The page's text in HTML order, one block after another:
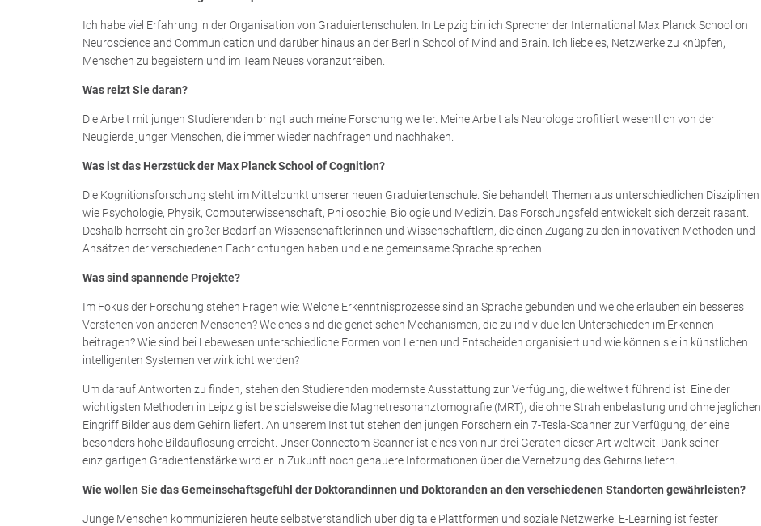
Ich habe viel Erfahrung in der Organisation von Graduiertenschulen. In Leipzig bin ich Sprecher der International Max Planck School on
Neuroscience and Communication und darüber hinaus an der Berlin School of Mind and Brain. Ich liebe es, Netzwerke zu knüpfen,
Menschen zu begeistern und im Team Neues voranzutreiben.
Was reizt Sie daran?
Die Arbeit mit jungen Studierenden bringt auch meine Forschung weiter. Meine Arbeit als Neurologe profitiert wesentlich von der
Neugierde junger Menschen, die immer wieder nachfragen und nachhaken.
Was ist das Herzstück der Max Planck School of Cognition?
Die Kognitionsforschung steht im Mittelpunkt unserer neuen Graduiertenschule. Sie behandelt Themen aus unterschiedlichen Disziplinen
wie Psychologie, Physik, Computerwissenschaft, Philosophie, Biologie und Medizin. Das Forschungsfeld entwickelt sich derzeit rasant.
Deshalb herrscht ein großer Bedarf an Wissenschaftlerinnen und Wissenschaftlern, die einen Zugang zu den innovativen Methoden und
Ansätzen der verschiedenen Fachrichtungen haben und eine gemeinsame Sprache sprechen.
Was sind spannende Projekte?
Im Fokus der Forschung stehen Fragen wie: Welche Erkenntnisprozesse sind an Sprache gebunden und welche erlauben ein besseres
Verstehen von anderen Menschen? Welches sind die genetischen Mechanismen, die zu individuellen Unterschieden im Erkennen
beitragen? Wie sind bei Lebewesen unterschiedliche Formen von Lernen und Entscheiden organisiert und wie können sie in künstlichen
intelligenten Systemen verwirklicht werden?
Um darauf Antworten zu finden, stehen den Studierenden modernste Ausstattung zur Verfügung, die weltweit führend ist. Eine der
wichtigsten Methoden in Leipzig ist beispielsweise die Magnetresonanztomografie (MRT), die ohne Strahlenbelastung und ohne jeglichen
Eingriff Bilder aus dem Gehirn liefert. An unserem Institut stehen den jungen Forschern ein 7-Tesla-Scanner zur Verfügung, der eine
besonders hohe Bildauflösung erreicht. Unser Connectom-Scanner ist eines von nur drei Geräten dieser Art weltweit. Dank seiner
einzigartigen Gradientenstärke wird er in Zukunft noch genauere Informationen über die Vernetzung des Gehirns liefern.
Wie wollen Sie das Gemeinschaftsgefühl der Doktorandinnen und Doktoranden an den verschiedenen Standorten gewährleisten?
Junge Menschen kommunizieren heute selbstverständlich über digitale Plattformen und soziale Netzwerke. E-Learning ist fester